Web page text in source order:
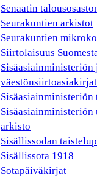
Senaatin
Seurakuntien arkistot
Seurakuntien
Siirtolaisuus
arkisto
Sisällissodan
Sisällissota 1918
Sotapäiväkirjat